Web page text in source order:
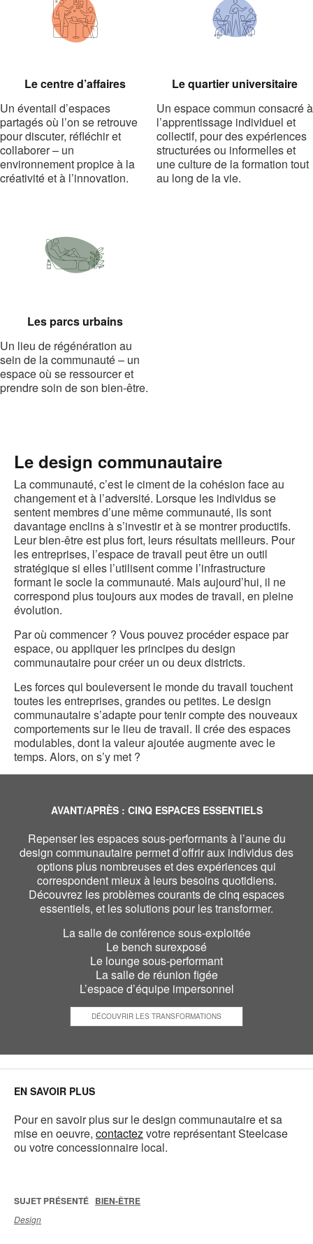
Le centre d’affaires
Un éventail d’espaces
partagés où l’on se retrouve
pour discuter, réfléchir et
collaborer – un
environnement propice à la
créativité et à l’innovation.
Le quartier universitaire
Un espace commun consacré à
l’apprentissage individuel et
collectif, pour des expériences
structurées ou informelles et
une culture de la formation tout
au long de la vie.
Les parcs urbains
Un lieu de régénération au
sein de la communauté – un
espace où se ressourcer et
prendre soin de son bien-être.
Le design communautaire
La communauté, c’est le ciment de la cohésion face au
changement et à l’adversité. Lorsque les individus se
sentent membres d’une même communauté, ils sont
davantage enclins à s’investir et à se montrer productifs.
Leur bien-être est plus fort, leurs résultats meilleurs. Pour
les entreprises, l’espace de travail peut être un outil
stratégique si elles l’utilisent comme l’infrastructure
formant le socle la communauté. Mais aujourd’hui, il ne
correspond plus toujours aux modes de travail, en pleine
évolution.
Par où commencer ? Vous pouvez procéder espace par
espace, ou appliquer les principes du design
communautaire pour créer un ou deux districts.
Les forces qui bouleversent le monde du travail touchent
toutes les entreprises, grandes ou petites. Le design
communautaire s’adapte pour tenir compte des nouveaux
comportements sur le lieu de travail. Il crée des espaces
modulables, dont la valeur ajoutée augmente avec le
temps. Alors, on s’y met ?
AVANT/APRÈS : CINQ ESPACES ESSENTIELS
Repenser les espaces sous-performants à l’aune du
design communautaire permet d’offrir aux individus des
options plus nombreuses et des expériences qui
correspondent mieux à leurs besoins quotidiens.
Découvrez les problèmes courants de cinq espaces
essentiels, et les solutions pour les transformer.
La salle de conférence sous-exploitée
Le bench surexposé
Le lounge sous-performant
La salle de réunion figée
L’espace d’équipe impersonnel
DÉCOUVRIR LES TRANSFORMATIONS
EN SAVOIR PLUS
Pour en savoir plus sur le design communautaire et sa
mise en oeuvre, contactezvotre représentant Steelcase
ou votre concessionnaire local.
SUJET PRÉSENTÉ BIEN-ÊTRE
Design